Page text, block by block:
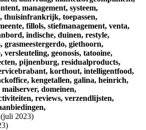
management, systeem,
thuisinfrankrijk, toepassen,
fillols, stiefmanagement, venta,
indische, duinen, restyle,
grasmeestergerdo, giethoorn,
versleuteling, geonosis, tatooine,
pijnenburg, residualproducts,
korthout, intelligentfood,
kengetallen, galina, heinrich,
mailserver, domeinen,
reviews, verzendlijsten,
(juli 2023)